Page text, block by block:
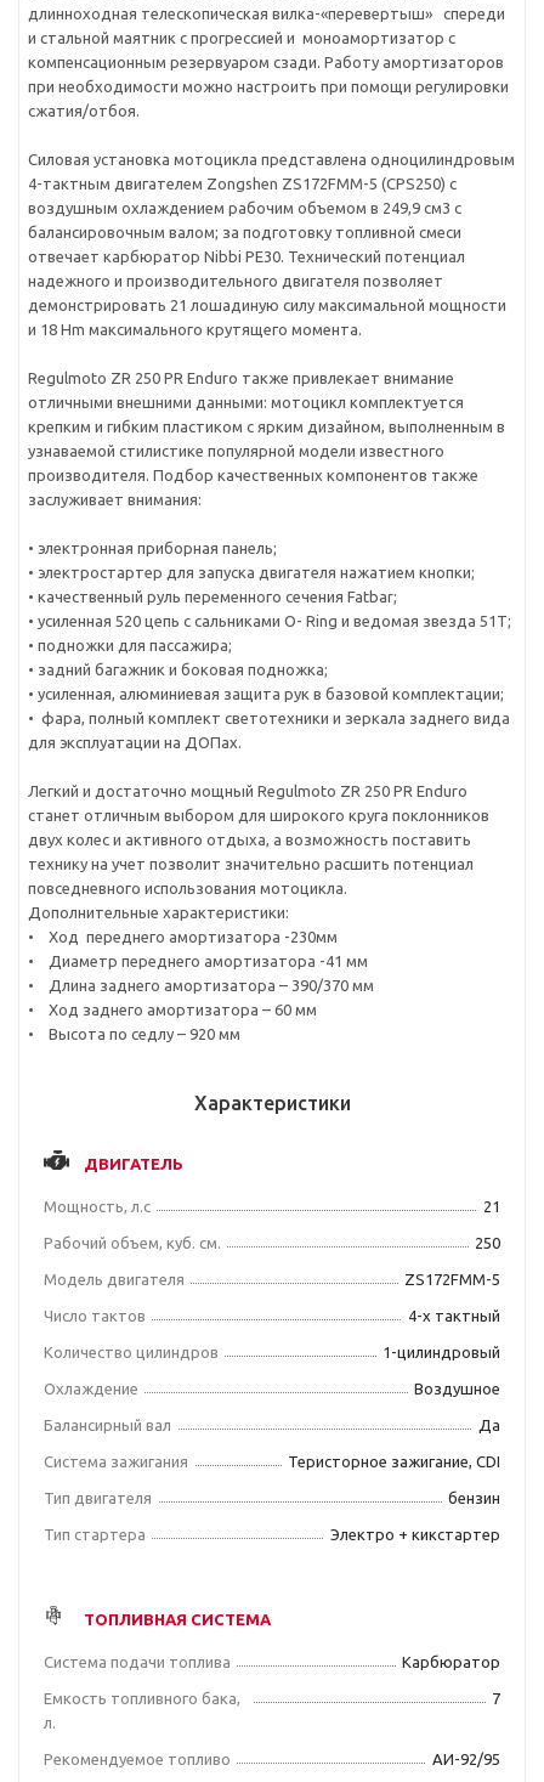
длинноходная телескопическая вилка-«перевертыш» спереди
и стальной маятник с прогрессией и моноамортизатор с
компенсационным резервуаром сзади. Работу амортизаторов
при необходимости можно настроить при помощи регулировки
сжатия/отбоя.
Силовая установка мотоцикла представлена одноцилиндровым
4-тактным двигателем Zongshen ZS172FMM-5 (СPS250) с
воздушным охлаждением рабочим объемом в 249,9 см3 с
балансировочным валом; за подготовку топливной смеси
отвечает карбюратор Nibbi PE30. Технический потенциал
надежного и производительного двигателя позволяет
демонстрировать 21 лошадиную силу максимальной мощности
и 18 Hm максимального крутящего момента.
Regulmoto ZR 250 PR Enduro также привлекает внимание
отличными внешними данными: мотоцикл комплектуется
крепким и гибким пластиком с ярким дизайном, выполненным в
узнаваемой стилистике популярной модели известного
производителя. Подбор качественных компонентов также
заслуживает внимания:
• электронная приборная панель;
• электростартер для запуска двигателя нажатием кнопки;
• качественный руль переменного сечения Fatbar;
• усиленная 520 цепь с сальниками O- Ring и ведомая звезда 51Т;
• подножки для пассажира;
• задний багажник и боковая подножка;
• усиленная, алюминиевая защита рук в базовой комплектации;
• фара, полный комплект светотехники и зеркала заднего вида
для эксплуатации на ДОПах.
Легкий и достаточно мощный Regulmoto ZR 250 PR Enduro
станет отличным выбором для широкого круга поклонников
двух колес и активного отдыха, а возможность поставить
технику на учет позволит значительно расшить потенциал
повседневного использования мотоцикла.
Дополнительные характеристики:
• Ход переднего амортизатора -230мм
• Диаметр переднего амортизатора -41 мм
• Длина заднего амортизатора – 390/370 мм
• Ход заднего амортизатора – 60 мм
• Высота по седлу – 920 мм
Характеристики
ДВИГАТЕЛЬ
Мощность, л.с 21
Рабочий объем, куб. см. 250
Модель двигателя ZS172FMM-5
Число тактов 4-х тактный
Количество цилиндров 1-цилиндровый
Охлаждение Воздушное
Балансирный вал Да
Система зажигания Теристорное зажигание, CDI
Тип двигателя бензин
Тип стартера Электро + кикстартер
ТОПЛИВНАЯ СИСТЕМА
Система подачи топлива Карбюратор
Емкость топливного бака,
л.
7
Рекомендуемое топливо АИ-92/95